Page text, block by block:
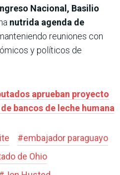
Nacional, Basilio
nutrida agenda de
reuniones con
y políticos de
aprueban proyecto
bancos de leche humana
#embajador paraguayo
de Ohio